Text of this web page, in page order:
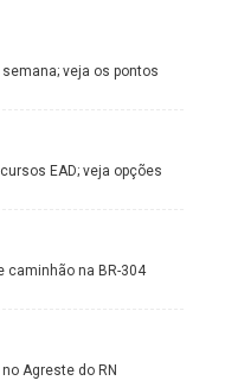
veja os pontos
EAD; veja opções
caminhão na BR-304
Agreste do RN